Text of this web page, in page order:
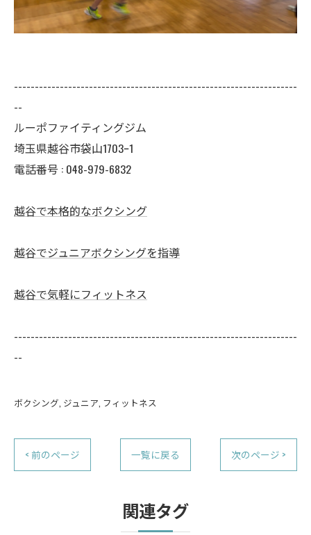
--------------------------------------------------------------------
--
ルーポファイティングジム
埼玉県越谷市袋山1703ｰ1
電話番号 : 048-979-6832
越谷で本格的なボクシング
越谷でジュニアボクシングを指導
越谷で気軽にフィットネス
--------------------------------------------------------------------
--
ボクシング ジュニア フィットネス
< 前のページ 一覧に戻る 次のページ >
関連タグ